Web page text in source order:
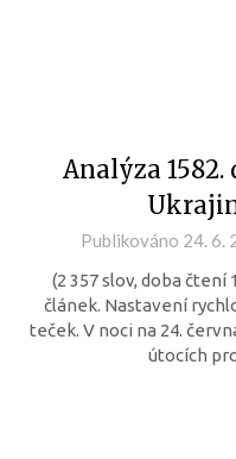
Analýza
Publikováno 24. 6.
(2 357 slov, doba
článek. Nastavení
teček. V noci na 24.
útocích